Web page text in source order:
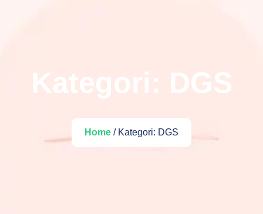
Kategori: DGS
Home / Kategori: DGS